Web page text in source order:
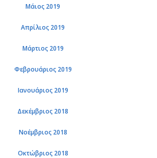
Μάιος 2019
Απρίλιος 2019
Μάρτιος 2019
Φεβρουάριος 2019
Ιανουάριος 2019
Δεκέμβριος 2018
Νοέμβριος 2018
Οκτώβριος 2018